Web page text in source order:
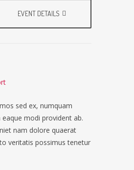
EVENT DETAILS
sed ex, numquam
modi provident ab.
nam dolore quaerat
veritatis possimus tenetur